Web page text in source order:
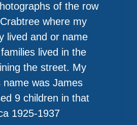
of the row
where my
lived and or name
lived in the
the street. My
name was James
9 children in that
1925-1937